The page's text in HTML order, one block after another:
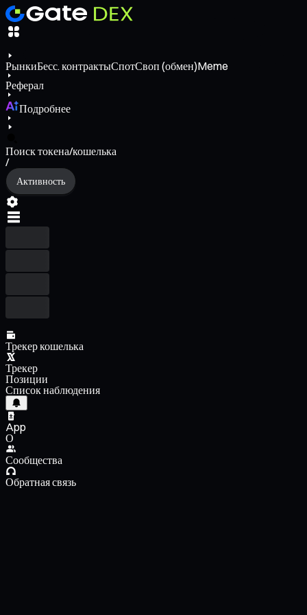
РынкиБесс. контрактыСпотСвоп (обмен)Meme
Реферал
Подробнее
Поиск токена/кошелька
/
Активность
Трекер кошелька
Трекер
Позиции
Список наблюдения
App
О
Сообщества
Обратная связь